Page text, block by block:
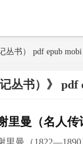
丛书） pdf epub
丛书）》
里曼（名人传
里曼（